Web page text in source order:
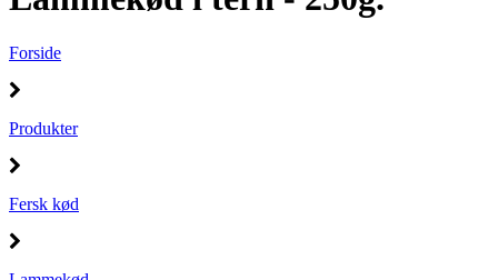
Forside
Produkter
Fersk kød